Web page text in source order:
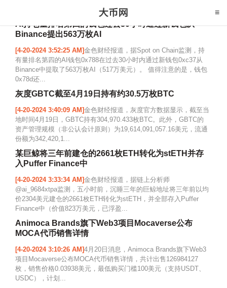
AI持仓量排名第四的钱包过去30小时通过新钱包从
Binance提出563万枚AI
[4-20-2024 3:52:25 AM]金色财经报道，据Spot on Chain监测，持
有量排名第四的AI钱包0x788在过去30小时内通过新钱包0xc37从
Binance中提取了563万枚AI（517万美元）。 值得注意的是，钱包
0x78d还...
灰度GBTC截至4月19日持有约30.5万枚BTC
[4-20-2024 3:40:09 AM]金色财经报道，灰度官方数据显示，截至当
地时间4月19日，GBTC持有304,970.433枚BTC。此外，GBTC的
资产管理规模（非公认会计原则）为19,614,091,057.16美元，流通
份额为342,420,1...
某巨鲸将三年前建仓的2661枚ETH转化为stETH并存
入Puffer Finance中
[4-20-2024 3:33:34 AM]金色财经报道，据链上分析师
@ai_9684xtpa监测，五小时前，沉睡三年的巨鲸地址将三年前以均
价2304美元建仓的2661枚ETH转化为stETH，并全部存入Puffer
Finance中（价值823万美元，已浮盈...
Animoca Brands旗下Web3项目Mocaverse公布
MOCA代币销售详情
[4-20-2024 3:10:26 AM]4月20日消息，Animoca Brands旗下Web3
项目Mocaverse公布MOCA代币销售详情，共计出售126984127
枚，销售价格0.03938美元，最低购买门槛100美元（支持USDT、
USDC），计划...